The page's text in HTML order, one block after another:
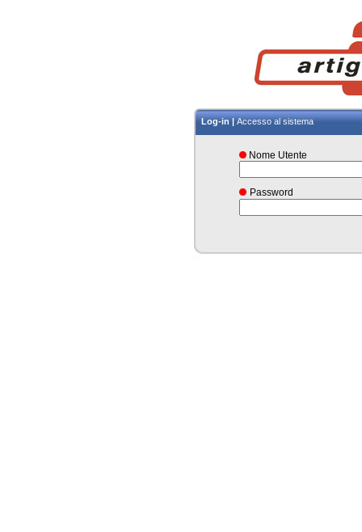
Log-in |Accesso al sistema
Nome Utente
Password